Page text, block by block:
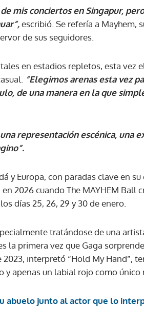
ACEPTAR
mis conciertos en Singapur,
escribió. Se refería a Mayhem,
de sus seguidores.
en estadios repletos, esta vez
“Elegimos arenas esta vez
de una manera en la que
representación escénica, una
y Europa, con paradas clave en
2026 cuando The MAYHEM Ball
días 25, 26, 29 y 30 de enero.
tratándose de una
la primera vez que Gaga
interpretó “Hold My Hand”,
apenas un labial rojo como único
abuelo junto al actor que lo